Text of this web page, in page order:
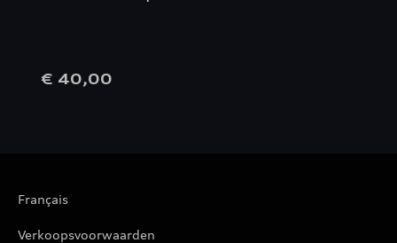
A6 ALLROAD QUATTRO
€ 40,00
Français
Verkoopsvoorwaarden